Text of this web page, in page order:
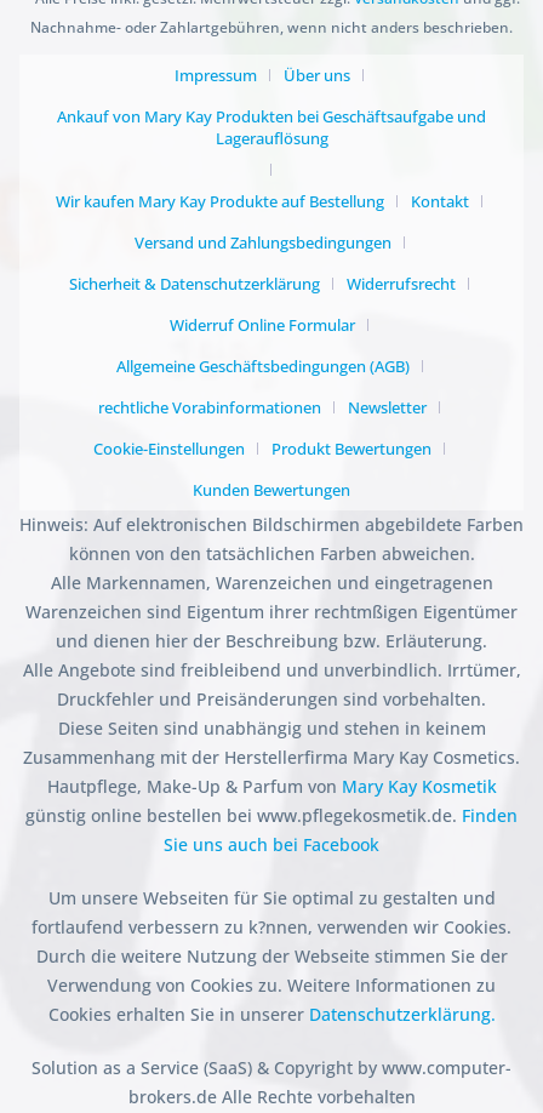
Nachnahme- oder Zahlartgebühren, wenn nicht anders beschrieben.
Impressum
Über uns
Ankauf von Mary Kay Produkten bei Geschäftsaufgabe und
Lagerauflösung
Wir kaufen Mary Kay Produkte auf Bestellung
Kontakt
Versand und Zahlungsbedingungen
Sicherheit & Datenschutzerklärung
Widerrufsrecht
Widerruf Online Formular
Allgemeine Geschäftsbedingungen (AGB)
rechtliche Vorabinformationen
Newsletter
Cookie-Einstellungen
Produkt Bewertungen
Kunden Bewertungen
Hinweis: Auf elektronischen Bildschirmen abgebildete Farben
können von den tatsächlichen Farben abweichen.
Alle Markennamen, Warenzeichen und eingetragenen
Warenzeichen sind Eigentum ihrer rechtmßigen Eigentümer
und dienen hier der Beschreibung bzw. Erläuterung.
Alle Angebote sind freibleibend und unverbindlich. Irrtümer,
Druckfehler und Preisänderungen sind vorbehalten.
Diese Seiten sind unabhängig und stehen in keinem
Zusammenhang mit der Herstellerfirma Mary Kay Cosmetics.
Hautpflege, Make-Up & Parfum von Mary Kay Kosmetik
günstig online bestellen bei www.pflegekosmetik.de. Finden
Sie uns auch bei Facebook
Um unsere Webseiten für Sie optimal zu gestalten und
fortlaufend verbessern zu k?nnen, verwenden wir Cookies.
Durch die weitere Nutzung der Webseite stimmen Sie der
Verwendung von Cookies zu. Weitere Informationen zu
Cookies erhalten Sie in unserer Datenschutzerklärung.
Solution as a Service (SaaS) & Copyright by www.computer-
brokers.de Alle Rechte vorbehalten